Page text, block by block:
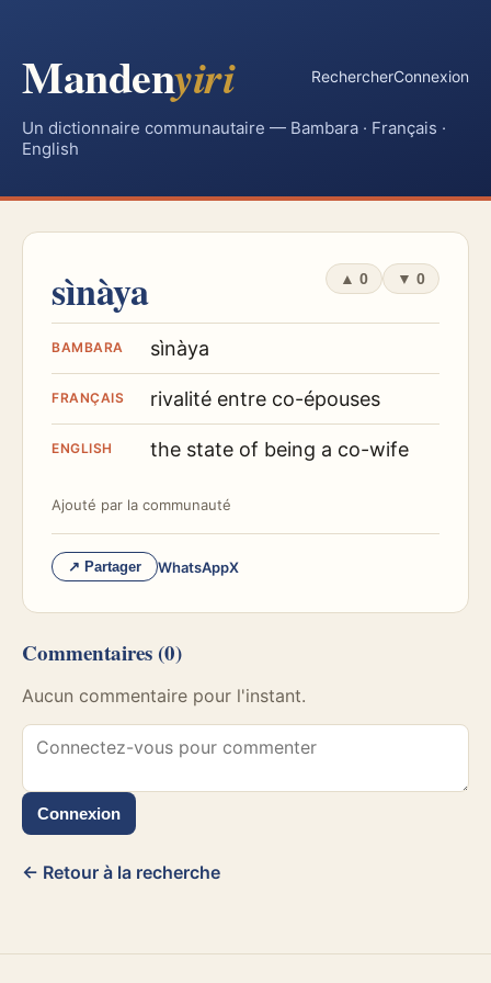
Mandenyiri RechercherConnexion
Un dictionnaire communautaire — Bambara · Français ·
English
sìnàya ▲ 0 ▼ 0
BAMBARA sìnàya
FRANÇAIS rivalité entre co-épouses
ENGLISH the state of being a co-wife
Ajouté par la communauté
↗ Partager WhatsAppX
Commentaires (0)
Aucun commentaire pour l'instant.
Connexion
← Retour à la recherche